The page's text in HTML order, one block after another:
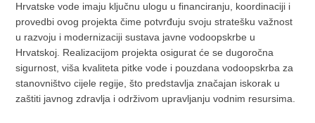
Hrvatske vode imaju ključnu ulogu u financiranju, koordinaciji i
provedbi ovog projekta čime potvrđuju svoju stratešku važnost
u razvoju i modernizaciji sustava javne vodoopskrbe u
Hrvatskoj. Realizacijom projekta osigurat će se dugoročna
sigurnost, viša kvaliteta pitke vode i pouzdana vodoopskrba za
stanovništvo cijele regije, što predstavlja značajan iskorak u
zaštiti javnog zdravlja i održivom upravljanju vodnim resursima.